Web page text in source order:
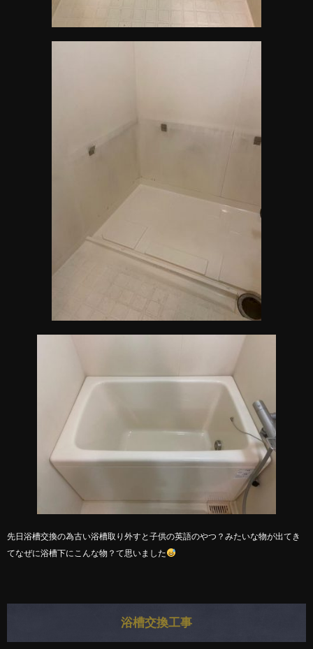
先日浴槽交換の為古い浴槽取り外すと子供の英語のやつ？みたいな物が出てき
てなぜに浴槽下にこんな物？て思いました
浴槽交換工事